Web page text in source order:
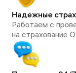
Надежные
Работаем с
на страхование